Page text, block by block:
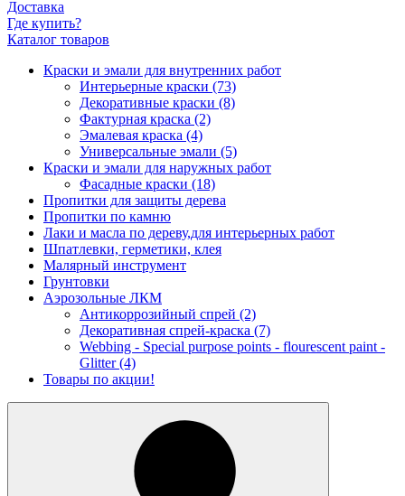
Доставка
Где купить?
Каталог товаров
Краски и эмали для внутренних работ
Интерьерные краски (73)
Декоративные краски (8)
Фактурная краска (2)
Эмалевая краска (4)
Универсальные эмали (5)
Краски и эмали для наружных работ
Фасадные краски (18)
Пропитки для защиты дерева
Пропитки по камню
Лаки и масла по дереву,для интерьерных работ
Шпатлевки, герметики, клея
Малярный инструмент
Грунтовки
Аэрозольные ЛКМ
Антикоррозийный спрей (2)
Декоративная спрей-краска (7)
Webbing - Special purpose points - flourescent paint -
Glitter (4)
Товары по акции!